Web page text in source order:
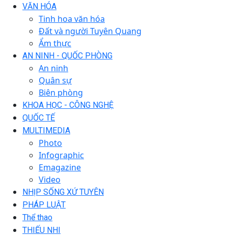
VĂN HÓA
Tinh hoa văn hóa
Đất và người Tuyên Quang
Ẩm thực
AN NINH - QUỐC PHÒNG
An ninh
Quân sự
Biên phòng
KHOA HỌC - CÔNG NGHỆ
QUỐC TẾ
MULTIMEDIA
Photo
Infographic
Emagazine
Video
NHỊP SỐNG XỨ TUYÊN
PHÁP LUẬT
Thể thao
THIẾU NHI